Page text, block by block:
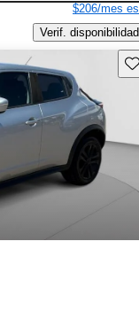
$206/mes
Verif. disponibilidad